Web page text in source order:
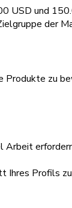
USD und
der
zu
Arbeit
Profils